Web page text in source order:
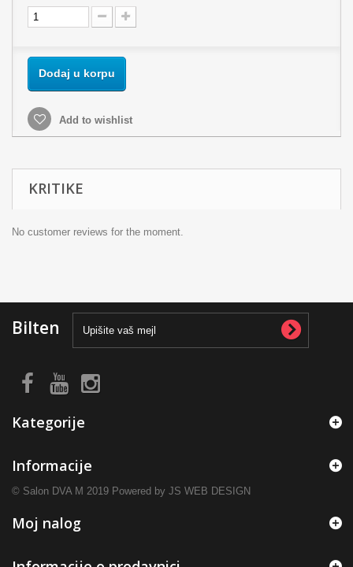
Dodaj u korpu
Add to wishlist
KRITIKE
No customer reviews for the moment.
Bilten
Kategorije
Informacije
© Salon DVA M 2019 Powered by JS WEB DESIGN
Moj nalog